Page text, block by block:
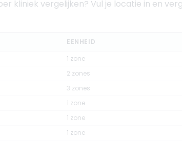
kliniek vergelijken? Vul je locatie in en
EENHEID
1 zone
2 zones
3 zones
1 zone
1 zone
1 zone